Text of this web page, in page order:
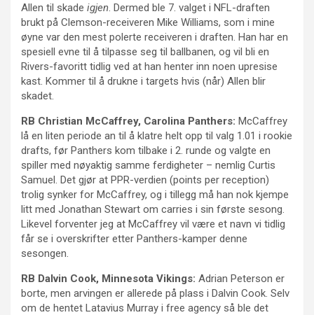
Allen til skade igjen. Dermed ble 7. valget i NFL-draften
brukt på Clemson-receiveren Mike Williams, som i mine
øyne var den mest polerte receiveren i draften. Han har en
spesiell evne til å tilpasse seg til ballbanen, og vil bli en
Rivers-favoritt tidlig ved at han henter inn noen upresise
kast. Kommer til å drukne i targets hvis (når) Allen blir
skadet.
RB Christian McCaffrey, Carolina Panthers: McCaffrey
lå en liten periode an til å klatre helt opp til valg 1.01 i rookie
drafts, før Panthers kom tilbake i 2. runde og valgte en
spiller med nøyaktig samme ferdigheter – nemlig Curtis
Samuel. Det gjør at PPR-verdien (points per reception)
trolig synker for McCaffrey, og i tillegg må han nok kjempe
litt med Jonathan Stewart om carries i sin første sesong.
Likevel forventer jeg at McCaffrey vil være et navn vi tidlig
får se i overskrifter etter Panthers-kamper denne
sesongen.
RB Dalvin Cook, Minnesota Vikings: Adrian Peterson er
borte, men arvingen er allerede på plass i Dalvin Cook. Selv
om de hentet Latavius Murray i free agency så ble det